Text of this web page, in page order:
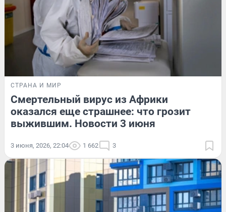
СТРАНА И МИР
Смертельный вирус из Африки
оказался еще страшнее: что грозит
выжившим. Новости 3 июня
3 июня, 2026, 22:04 1 662 3